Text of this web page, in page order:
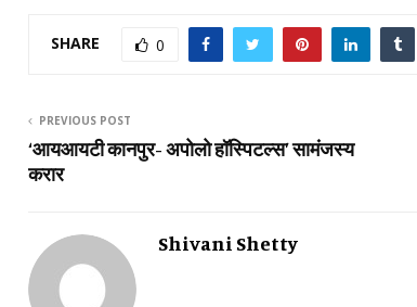
SHARE 0
PREVIOUS POST
‘आयआयटी कानपुर- अपोलो हॉस्पिटल्स’ सामंजस्य
करार
Shivani Shetty